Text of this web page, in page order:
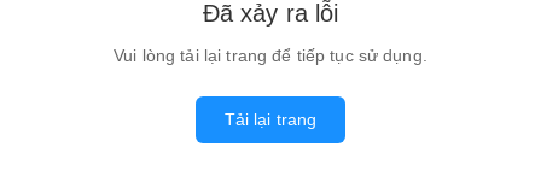
Đã xảy ra lỗi
Vui lòng tải lại trang để tiếp tục sử dụng.
Tải lại trang